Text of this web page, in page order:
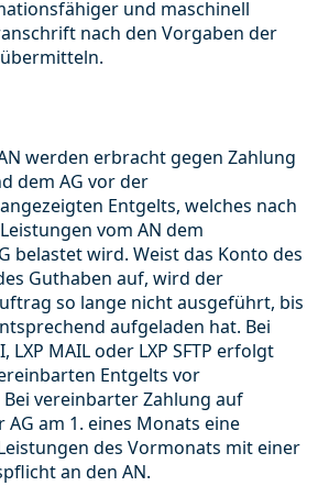
und maschinell
nach den Vorgaben der
übermitteln.
werden erbracht gegen Zahlung
dem AG vor der
Entgelts, welches nach
vom AN dem
belastet wird. Weist das Konto des
Guthaben auf, wird der
so lange nicht ausgeführt, bis
aufgeladen hat. Bei
LXP MAIL oder LXP SFTP erfolgt
Entgelts vor
vereinbarter Zahlung auf
am 1. eines Monats eine
des Vormonats mit einer
an den AN.